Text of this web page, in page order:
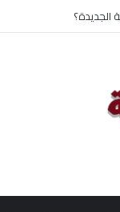
من أسوان